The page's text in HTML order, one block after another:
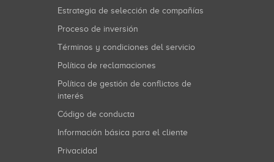
Estrategia de selección de compañías
Proceso de inversión
Términos y condiciones del servicio
Política de reclamaciones
Política de gestión de conflictos de
interés
Código de conducta
Información básica para el cliente
Privacidad